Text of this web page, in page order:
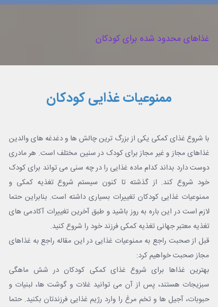
غذاهای محدود شده برای کودکان
ممنوعیات غذایی کودکان
با شروع غذای کمکی یکی از بزرگ ترین چالش ها و دغدغه های والدین
غذاهای مجاز و غیر مجاز برای کودک در سنین مختلف است. هر مادری
دوست دارد بداند کدام ماده غذایی را در چه سنی می تواند برای کودک
خود شروع کند. از گذشته تا کنون سیستم شروع تغذیه کمکی و
ممنوعیات غذایی کودکان تغییرات بسیاری داشته است. بنابراین حتما
لازم است در این باره به روز باشید و طبق آخرین تغییرات آکادمی های
تغذیه معتبر جهانی تغذیه کمکی فرزند خود را شروع کنید.
قبل از صحبت راجع به ممنوعیات غذایی در این مقاله راجع به غذاهای
مجاز صحبت خواهیم کرد:
بهترین غذاها برای شروع غذای کمکی کودکان در شش ماهگی
سبزیجات هستند، پس از آن می توانید غلات و گوشت ها، لبنیات و
حبوبات، آجیل ها و تخم مرغ را وارد رژیم غذایی فرزندتان بکنید. حتما